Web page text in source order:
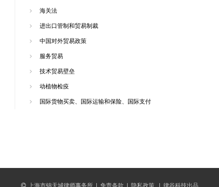
海关法
进出口管制和贸易制裁
中国对外贸易政策
服务贸易
技术贸易壁垒
动植物检疫
国际货物买卖、国际运输和保险、国际支付
上海市锦天城律师事务所 | 免责条款 | 隐私政策 | 律谷科技出品